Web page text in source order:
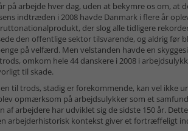
på arbejde hver dag, uden at bekymre os om, at
indtræden i 2008 havde Danmark i flere år
der slog alle tidligere
den offentlige sektor tilsvarende, og aldrig før
på velfærd. Men velstanden havde en
omkom hele 44 danskere i 2008 i
til skade.
til trods, stadig er forekommende, kan vel ikke
opmærksom på arbejdsulykker som et
af arbejdere har udviklet sig de sidste 150 år.
arbejderhistorisk kontekst giver et fortræffeligt